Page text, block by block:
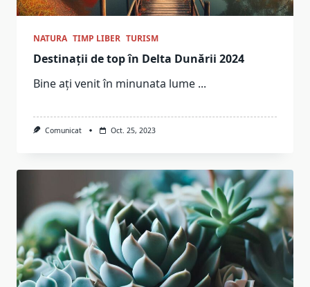
NATURA TIMP LIBER TURISM
Destinații de top în Delta Dunării 2024
Bine ați venit în minunata lume ...
Comunicat Oct. 25, 2023